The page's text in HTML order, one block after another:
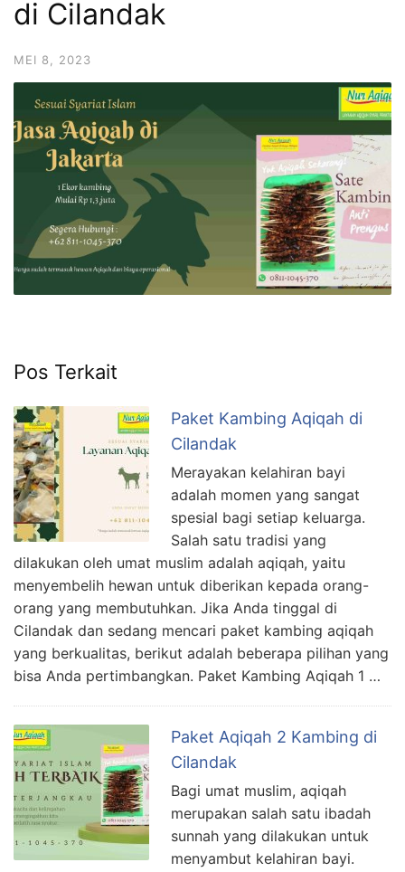
6713
di Cilandak
MEI 8, 2023
Pos Terkait
Paket Kambing Aqiqah di
Cilandak
Merayakan kelahiran bayi
adalah momen yang sangat
spesial bagi setiap keluarga.
Salah satu tradisi yang
dilakukan oleh umat muslim adalah aqiqah, yaitu
menyembelih hewan untuk diberikan kepada orang-
orang yang membutuhkan. Jika Anda tinggal di
Cilandak dan sedang mencari paket kambing aqiqah
yang berkualitas, berikut adalah beberapa pilihan yang
bisa Anda pertimbangkan. Paket Kambing Aqiqah 1 …
Paket Aqiqah 2 Kambing di
Cilandak
Bagi umat muslim, aqiqah
merupakan salah satu ibadah
sunnah yang dilakukan untuk
menyambut kelahiran bayi.